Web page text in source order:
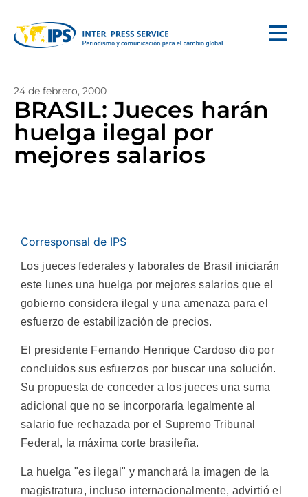
24 de febrero, 2000
BRASIL: Jueces harán
huelga ilegal por
mejores salarios
Corresponsal de IPS
Los jueces federales y laborales de Brasil iniciarán
este lunes una huelga por mejores salarios que el
gobierno considera ilegal y una amenaza para el
esfuerzo de estabilización de precios.
El presidente Fernando Henrique Cardoso dio por
concluidos sus esfuerzos por buscar una solución.
Su propuesta de conceder a los jueces una suma
adicional que no se incorporaría legalmente al
salario fue rechazada por el Supremo Tribunal
Federal, la máxima corte brasileña.
La huelga "es ilegal" y manchará la imagen de la
magistratura, incluso internacionalmente, advirtió el